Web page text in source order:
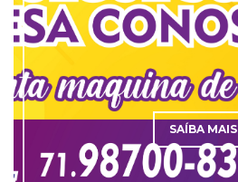
SAÍBA MAIS